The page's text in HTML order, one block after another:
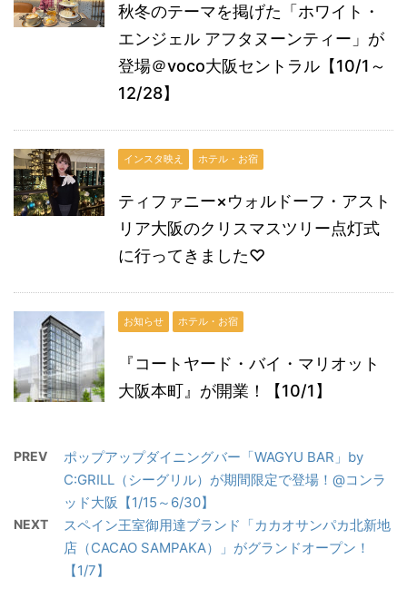
秋冬のテーマを掲げた「ホワイト・
エンジェル アフタヌーンティー」が
登場＠voco大阪セントラル【10/1～
12/28】
インスタ映え ホテル・お宿
ティファニー×ウォルドーフ・アスト
リア大阪のクリスマスツリー点灯式
に行ってきました♡
お知らせ ホテル・お宿
『コートヤード・バイ・マリオット
大阪本町』が開業！【10/1】
PREV
ポップアップダイニングバー「WAGYU BAR」by
C:GRILL（シーグリル）が期間限定で登場！@コンラ
ッド大阪【1/15～6/30】
NEXT
スペイン王室御用達ブランド「カカオサンパカ北新地
店（CACAO SAMPAKA）」がグランドオープン！
【1/7】